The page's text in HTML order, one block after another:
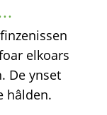
elkoars
De ynset
hâlden.